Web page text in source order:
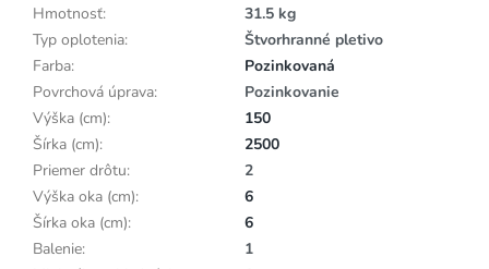
Hmotnosť:
31.5 kg
Typ oplotenia:
Štvorhranné pletivo
Farba:
Pozinkovaná
Povrchová úprava:
Pozinkovanie
Výška (cm):
150
Šírka (cm):
2500
Priemer drôtu:
2
Výška oka (cm):
6
Šírka oka (cm):
6
Balenie:
1